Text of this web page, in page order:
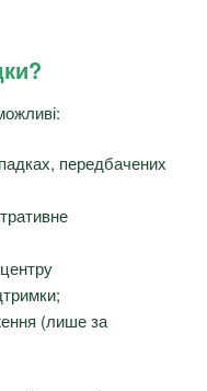
передбачених
(лише за